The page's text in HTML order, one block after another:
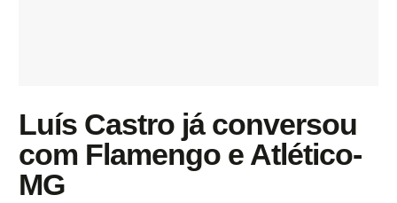
Luís Castro já conversou
com Flamengo e Atlético-
MG